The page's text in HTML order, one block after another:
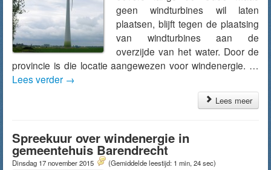
geen windturbines wil laten
plaatsen, blijft tegen de plaatsing
van windturbines aan de
overzijde van het water. Door de
provincie is die locatie aangewezen voor windenergie. …
Lees verder →
Lees meer
Spreekuur over windenergie in
gemeentehuis Barendrecht
Dinsdag 17 november 2015 (Gemiddelde leestijd: 1 min, 24 sec)